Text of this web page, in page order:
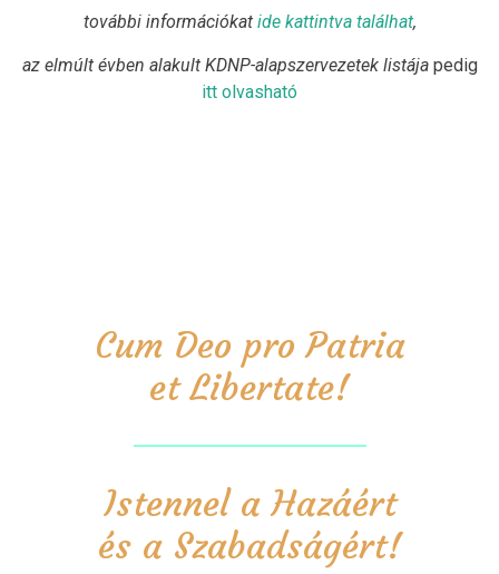
további információkat ide kattintva találhat,
az elmúlt évben alakult KDNP-alapszervezetek listája pedig
itt olvasható
Cum Deo pro Patria
et Libertate!
Istennel a Hazáért
és a Szabadságért!